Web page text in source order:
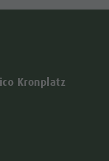
Kronplatz